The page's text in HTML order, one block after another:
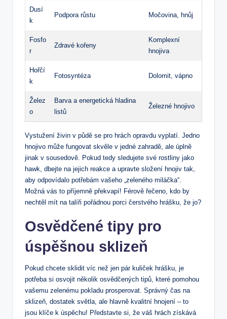
Dusí
k
Podpora růstu Močovina, hnůj
Fosfo
r
Zdravé kořeny
Komplexní
hnojiva
Hořčí
k
Fotosyntéza Dolomit, vápno
Želez
o
Barva a energetická hladina
listů
Železné hnojivo
Vystužení živin v půdě se pro hrách opravdu vyplatí. Jedno
hnojivo může fungovat skvěle v jedné zahradě, ale úplně
jinak v sousedově. Pokud tedy sledujete své rostliny jako
hawk, dbejte na jejich reakce a upravte složení hnojiv tak,
aby odpovídalo potřebám vašeho „zeleného miláčka“.
Možná vás to příjemně překvapí! Férově řečeno, kdo by
nechtěl mít na talíři pořádnou porci čerstvého hrášku, že jo?
Osvědčené tipy pro
úspěšnou sklizeň
Pokud chcete sklidit víc než jen pár kuliček hrášku, je
potřeba si osvojit několik osvědčených tipů, které pomohou
vašemu zelenému pokladu prosperovat. Správný čas na
sklizeň, dostatek světla, ale hlavně kvalitní hnojení – to
jsou klíče k úspěchu! Představte si, že váš hrách získává